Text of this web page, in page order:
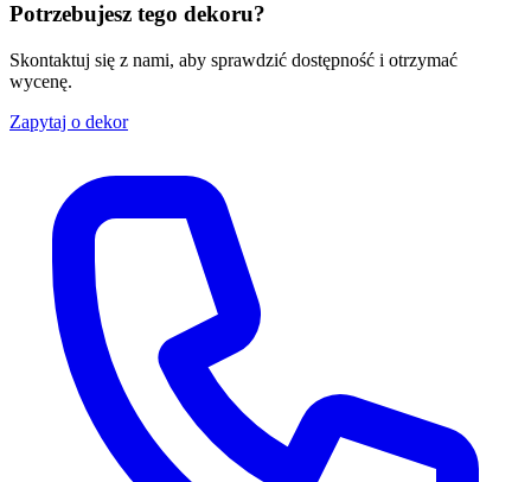
Potrzebujesz tego dekoru?
Skontaktuj się z nami, aby sprawdzić dostępność i otrzymać
wycenę.
Zapytaj o dekor